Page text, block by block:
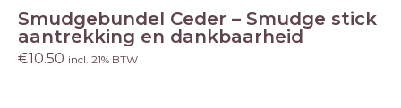
Smudgebundel Ceder – Smudge stick
aantrekking en dankbaarheid
€10.50 incl. 21% BTW